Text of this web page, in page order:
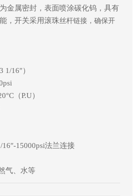
金属密封，表面喷涂碳化钨，具有
，开关采用滚珠丝杆链接，确保开
16″）
（P.U）
15000psi法兰连接
气、水等